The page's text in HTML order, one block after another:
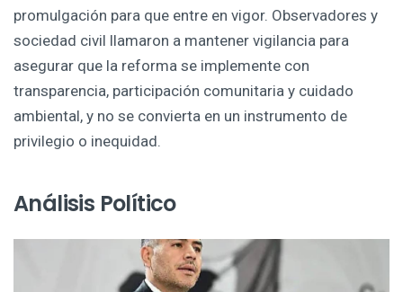
promulgación para que entre en vigor. Observadores y
sociedad civil llamaron a mantener vigilancia para
asegurar que la reforma se implemente con
transparencia, participación comunitaria y cuidado
ambiental, y no se convierta en un instrumento de
privilegio o inequidad.
Análisis Político